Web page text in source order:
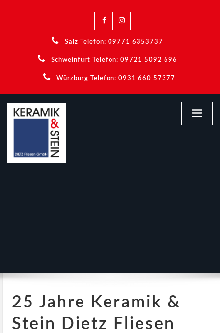
Salz Telefon: 09771 6353737
Schweinfurt Telefon: 09721 5092 696
Würzburg Telefon: 0931 660 57377
25 Jahre Keramik &
Stein Dietz Fliesen